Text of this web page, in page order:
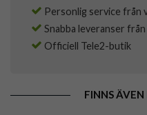
Personlig service från
Snabba leveranser
Officiell Tele2-butik
FINNS ÄVEN